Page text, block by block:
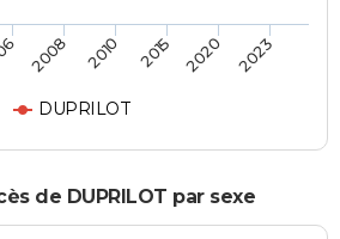
DUPRILOT
2008 2010 2015 2020 2023
de DUPRILOT par sexe